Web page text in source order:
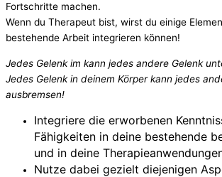
Fortschritte machen.
Wenn du Therapeut bist, wirst du einige
bestehende Arbeit integrieren können!
Jedes Gelenk im kann jedes andere Gelenk
Jedes Gelenk in deinem Körper kann jedes
ausbremsen!
Integriere die erworbenen
Fähigkeiten in deine bestehende
und in deine
Nutze dabei gezielt diejenigen